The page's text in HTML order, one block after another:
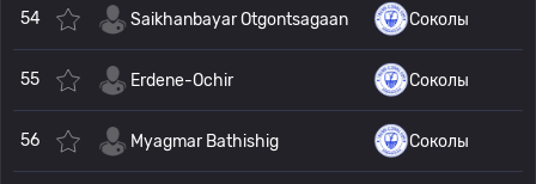
54 Saikhanbayar Otgontsagaan Соколы
55 Erdene-Ochir Соколы
56 Myagmar Bathishig Соколы